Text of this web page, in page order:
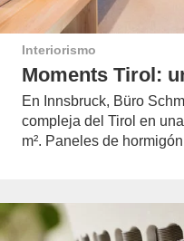
Interiorismo
Moments Tirol:
En Innsbruck, Büro
compleja del Tirol en
m². Paneles de